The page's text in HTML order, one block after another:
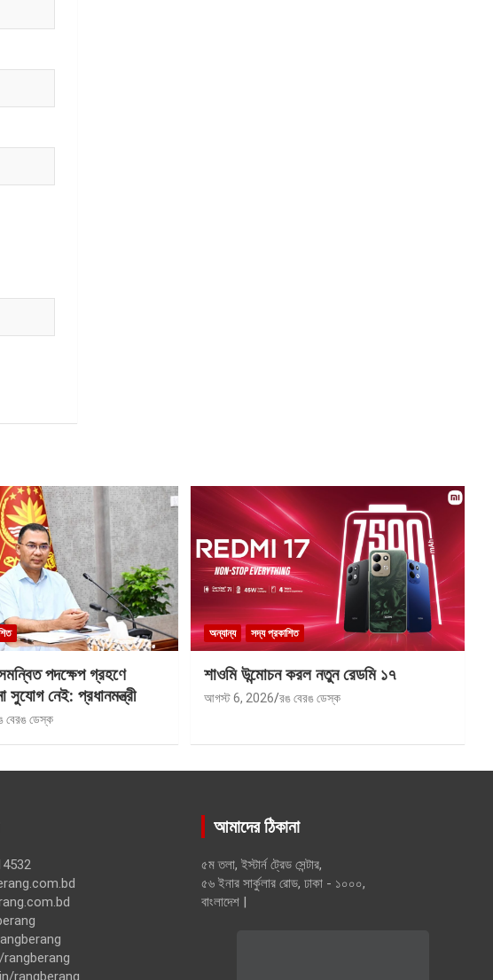
পদক্ষেপ গ্রহণে
নেই: প্রধানমন্ত্রী
বেরঙ ডেস্ক
অন্যান্য সদ্য প্রকাশিত
শাওমি উন্মোচন করল নতুন রেডমি ১৭
আগস্ট 6, 2026 রঙ বেরঙ ডেস্ক
rangberang
আমাদের ঠিকানা
৫ম তলা, ইস্টার্ন ট্রেড সেন্টার,
৫৬ ইনার সার্কুলার রোড, ঢাকা - ১০০০,
বাংলাদেশ |